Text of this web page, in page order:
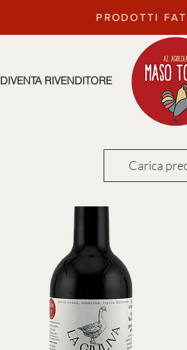
PRODOTTI
DIVENTA RIVENDITORE
Carica